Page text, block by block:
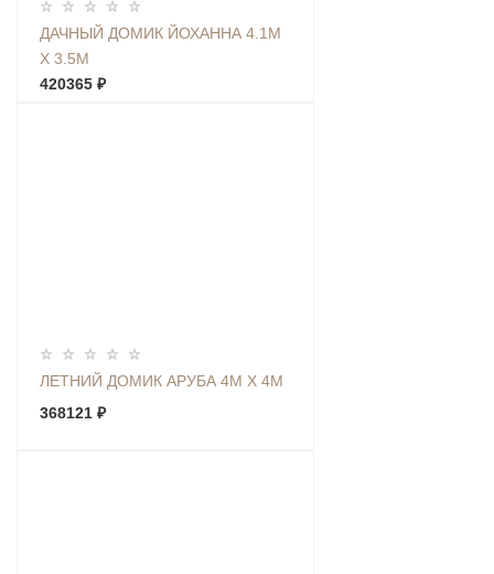
ДАЧНЫЙ ДОМИК ЙОХАННА 4.1М
Х 3.5М
420365 ₽
ЛЕТНИЙ ДОМИК АРУБА 4М Х 4М
368121 ₽